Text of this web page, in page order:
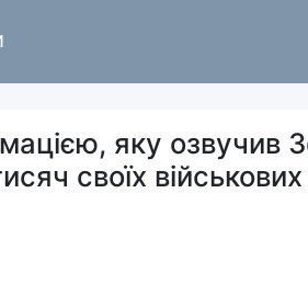
яку озвучив
своїх військових